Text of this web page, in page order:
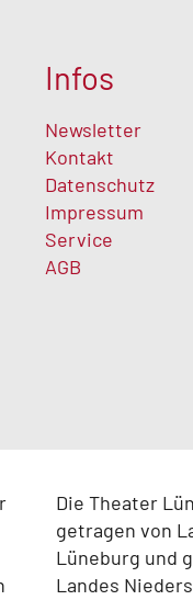
Infos
Newsletter
Kontakt
Datenschutz
Impressum
Service
AGB
Die Theater
getragen von
Lüneburg und
Landes